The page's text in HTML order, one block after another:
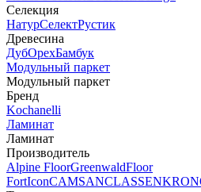
Селекция
НатурСелектРустик
Древесина
ДубОрехБамбук
Модульный паркет
Модульный паркет
Бренд
Kochanelli
Ламинат
Ламинат
Производитель
Alpine FloorGreenwaldFloor
FortIconCAMSANCLASSEN